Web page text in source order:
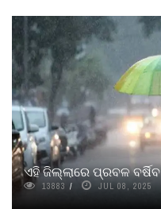
ଏହି ଜିଲ୍ଲାରେ ପ୍ରବଳ ବର୍ଷିବ
13883 JUL 08, 2025